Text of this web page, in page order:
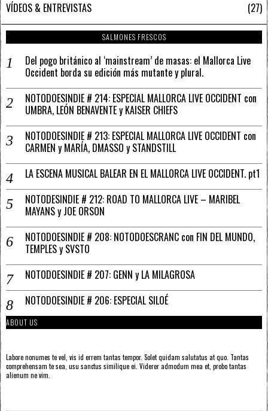
VÍDEOS & ENTREVISTAS
27
SALMONES FRESCOS
Del pogo británico al ‘mainstream’ de masas: el Mallorca Live
Occident borda su edición más mutante y plural.
NOTODOESINDIE # 214: ESPECIAL MALLORCA LIVE OCCIDENT con
UMBRA, LEÓN BENAVENTE y KAISER CHIEFS
NOTODOESINDIE # 213: ESPECIAL MALLORCA LIVE OCCIDENT con
CARMEN y MARÍA, DMASSO y STANDSTILL
LA ESCENA MUSICAL BALEAR EN EL MALLORCA LIVE OCCIDENT. pt1
NOTODESINDIE # 212: ROAD TO MALLORCA LIVE – MARIBEL
MAYANS y JOE ORSON
NOTODOESINDIE # 208: NOTODOESCRANC con FIN DEL MUNDO,
TEMPLES y SVSTO
NOTODOESINDIE # 207: GENN y LA MILAGROSA
NOTODOESINDIE # 206: ESPECIAL SILOÉ
ABOUT US
Labore nonumes te vel, vis id errem tantas tempor. Solet quidam salutatus at quo. Tantas
comprehensam te sea, usu sanctus similique ei. Viderer admodum mea et, probo tantas
alienum ne vim.